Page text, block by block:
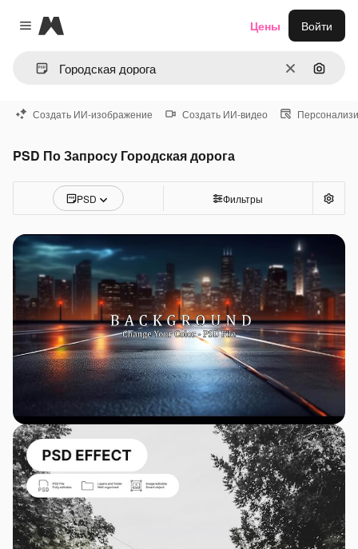
Close menu
Magnific
ОчиститьПоиск
Цены Войти
Создать ИИ-изображение Создать ИИ-видео
PSD По Запросу Городская дорога
PSD Фильтры